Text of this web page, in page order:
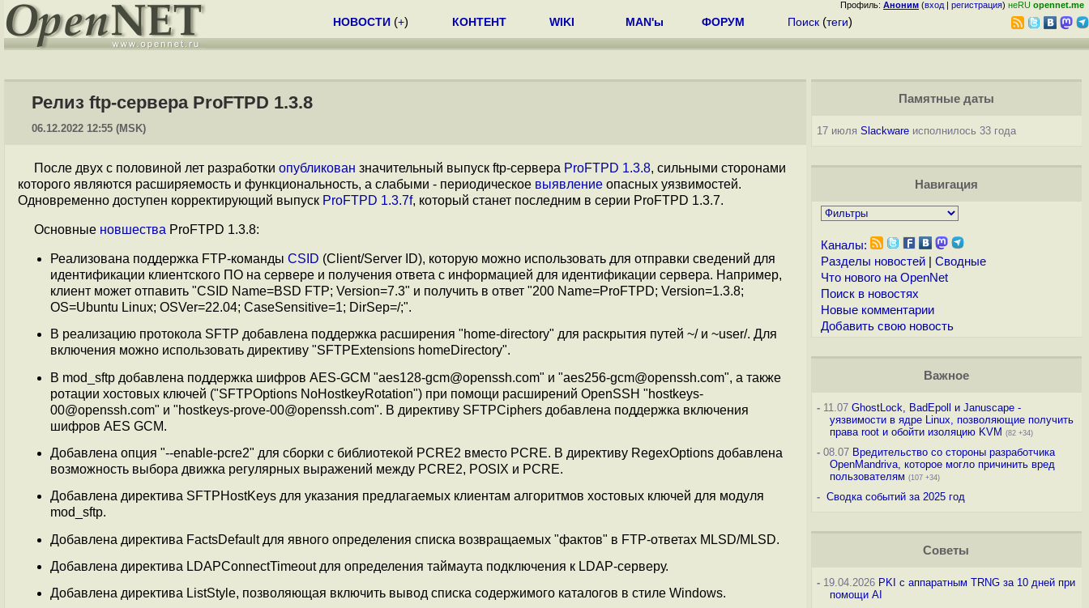
Профиль: Аноним (вход | регистрация) неRU opennet.me
НОВОСТИ (+) КОНТЕНТ WIKI MAN'ы ФОРУМ Поиск (теги)
Релиз ftp-сервера ProFTPD 1.3.8
06.12.2022 12:55 (MSK)
После двух с половиной лет разработки опубликован значительный выпуск ftp-сервера ProFTPD 1.3.8, сильными сторонами
которого являются расширяемость и функциональность, а слабыми - периодическое выявление опасных уязвимостей.
Одновременно доступен корректирующий выпуск ProFTPD 1.3.7f, который станет последним в серии ProFTPD 1.3.7.
Основные новшества ProFTPD 1.3.8:
Реализована поддержка FTP-команды CSID (Client/Server ID), которую можно использовать для отправки сведений для
идентификации клиентского ПО на сервере и получения ответа с информацией для идентификации сервера. Например,
клиент может отпавить "CSID Name=BSD FTP; Version=7.3" и получить в ответ "200 Name=ProFTPD; Version=1.3.8;
OS=Ubuntu Linux; OSVer=22.04; CaseSensitive=1; DirSep=/;".
В реализацию протокола SFTP добавлена поддержка расширения "home-directory" для раскрытия путей ~/ и ~user/. Для
включения можно использовать директиву "SFTPExtensions homeDirectory".
В mod_sftp добавлена поддержка шифров AES-GCM "aes128-gcm@openssh.com" и "aes256-gcm@openssh.com", а также
ротации хостовых ключей ("SFTPOptions NoHostkeyRotation") при помощи расширений OpenSSH "hostkeys-
00@openssh.com" и "hostkeys-prove-00@openssh.com". В директиву SFTPCiphers добавлена поддержка включения
шифров AES GCM.
Добавлена опция "--enable-pcre2" для сборки с библиотекой PCRE2 вместо PCRE. В директиву RegexOptions добавлена
возможность выбора движка регулярных выражений между PCRE2, POSIX и PCRE.
Добавлена директива SFTPHostKeys для указания предлагаемых клиентам алгоритмов хостовых ключей для модуля
mod_sftp.
Добавлена директива FactsDefault для явного определения списка возвращаемых "фактов" в FTP-ответах MLSD/MLSD.
Добавлена директива LDAPConnectTimeout для определения таймаута подключения к LDAP-серверу.
Добавлена директива ListStyle, позволяющая включить вывод списка содержимого каталогов в стиле Windows.
Памятные даты
17 июля Slackwareисполнилось 33 года
Навигация
Каналы:
Разделы новостей| Сводные
Что нового на OpenNet
Поиск в новостях
Новые комментарии
Добавить свою новость
Важное
-11.07 GhostLock, BadEpoll и Januscape -
уязвимости в ядре Linux, позволяющие получить
права root и обойти изоляцию KVM (82 +34)
-08.07 Вредительство со стороны разработчика
OpenMandriva, которое могло причинить вред
пользователям (107 +34)
- Сводка событий за 2025 год
Советы
-19.04.2026 PKI с аппаратным TRNG за 10 дней при
помощи AI